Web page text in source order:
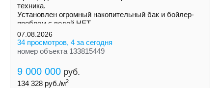
техника.
Установлен огромный накопительный бак и бойлер-
проблем с водой НЕТ.
Увеличена площадь кухни и одной из комнат за счет
балконов.
07.08.2026
34 просмотров, 4 за сегодня
номер объекта 133815449
9 000 000 руб.
134 328 руб./м2